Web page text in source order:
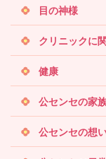
目の神様
クリニックに
健康
公センセの家
公センセの想